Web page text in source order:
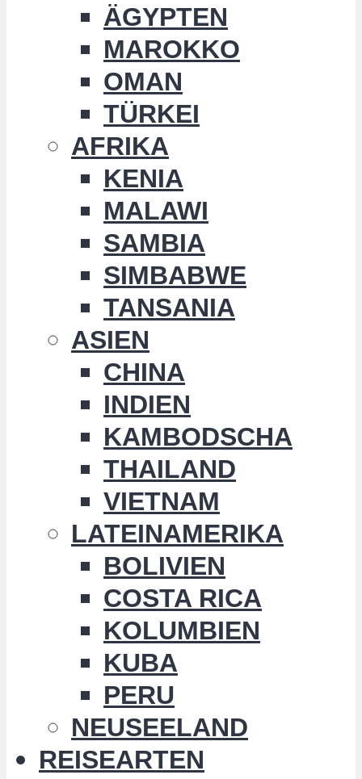
ÄGYPTEN
MAROKKO
OMAN
TÜRKEI
AFRIKA
KENIA
MALAWI
SAMBIA
SIMBABWE
TANSANIA
ASIEN
CHINA
INDIEN
KAMBODSCHA
THAILAND
VIETNAM
LATEINAMERIKA
BOLIVIEN
COSTA RICA
KOLUMBIEN
KUBA
PERU
NEUSEELAND
REISEARTEN